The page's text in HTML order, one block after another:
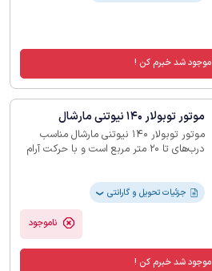
موجود شد خبرم کن !
موتور توبولار 140 نیوتنی مارشال
موتور توبولار 140 نیوتنی مارشال مناسب
درب‌های تا 20 متر مربع است و با حرکت آرام
نیوتن‌متر و سرعت 9 دور بر دقیقه دارد و با
سیم‌پیچ مسی و توان 388 وات عملکرد
خوبی از خود نشان می‌دهد. از آن‌جاکه درجه
حفاظتی آن IP44 است، می‌توانید از موتور
در محیط‌های نیمه‌باز استفاده کنید.
جزئیات تحویل و گارانتی ❯
ناموجود
موجود شد خبرم کن !